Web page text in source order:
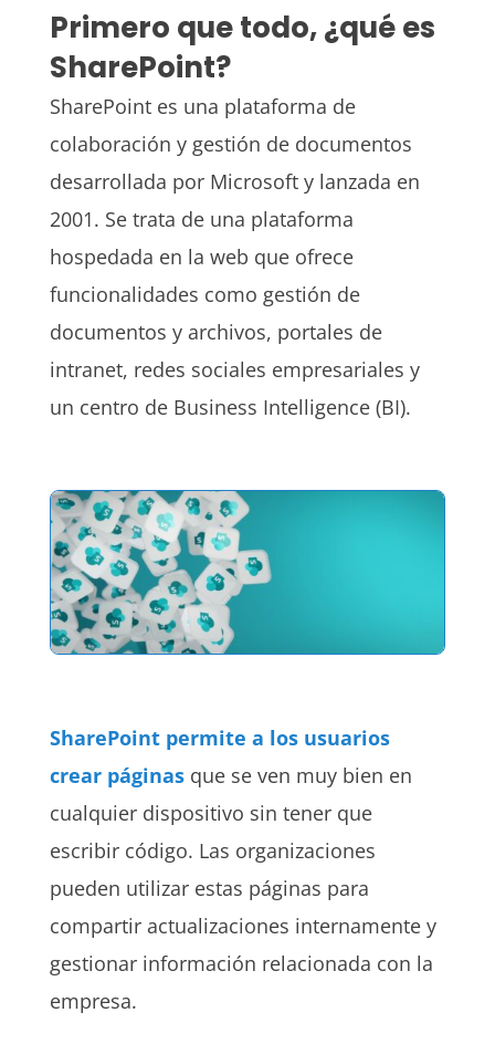
Primero que todo, ¿qué es
SharePoint?
SharePoint es una plataforma de
colaboración y gestión de documentos
desarrollada por Microsoft y lanzada en
2001. Se trata de una plataforma
hospedada en la web que ofrece
funcionalidades como gestión de
documentos y archivos, portales de
intranet, redes sociales empresariales y
un centro de Business Intelligence (BI).
SharePoint permite a los usuarios
crear páginasque se ven muy bien en
cualquier dispositivo sin tener que
escribir código. Las organizaciones
pueden utilizar estas páginas para
compartir actualizaciones internamente y
gestionar información relacionada con la
empresa.